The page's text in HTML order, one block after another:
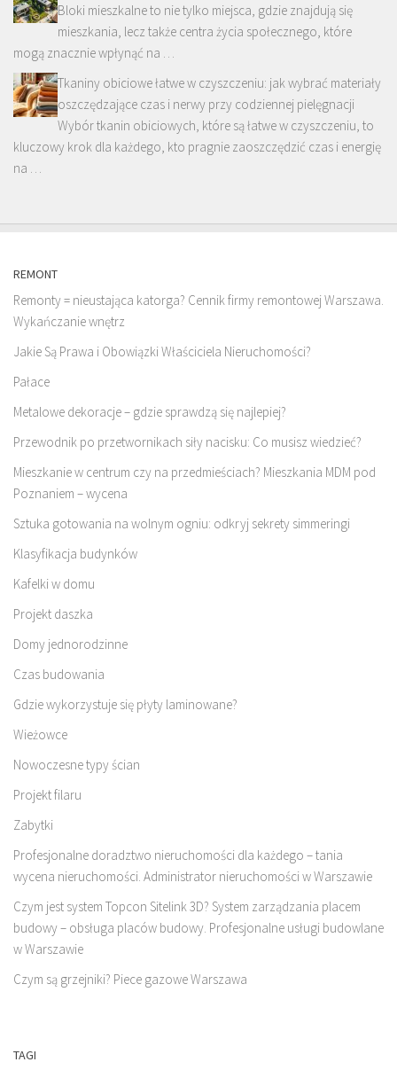
Bloki mieszkalne to nie tylko miejsca, gdzie znajdują się
mieszkania, lecz także centra życia społecznego, które
mogą znacznie wpłynąć na …
Tkaniny obiciowe łatwe w czyszczeniu: jak wybrać materiały
oszczędzające czas i nerwy przy codziennej pielęgnacji
Wybór tkanin obiciowych, które są łatwe w czyszczeniu, to
kluczowy krok dla każdego, kto pragnie zaoszczędzić czas i energię
na …
REMONT
Remonty = nieustająca katorga? Cennik firmy remontowej Warszawa.
Wykańczanie wnętrz
Jakie Są Prawa i Obowiązki Właściciela Nieruchomości?
Pałace
Metalowe dekoracje – gdzie sprawdzą się najlepiej?
Przewodnik po przetwornikach siły nacisku: Co musisz wiedzieć?
Mieszkanie w centrum czy na przedmieściach? Mieszkania MDM pod
Poznaniem – wycena
Sztuka gotowania na wolnym ogniu: odkryj sekrety simmeringi
Klasyfikacja budynków
Kafelki w domu
Projekt daszka
Domy jednorodzinne
Czas budowania
Gdzie wykorzystuje się płyty laminowane?
Wieżowce
Nowoczesne typy ścian
Projekt filaru
Zabytki
Profesjonalne doradztwo nieruchomości dla każdego – tania
wycena nieruchomości. Administrator nieruchomości w Warszawie
Czym jest system Topcon Sitelink 3D? System zarządzania placem
budowy – obsługa placów budowy. Profesjonalne usługi budowlane
w Warszawie
Czym są grzejniki? Piece gazowe Warszawa
TAGI